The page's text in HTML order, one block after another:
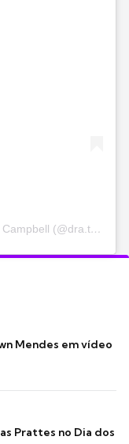
Uma publicação compartilhada por Taiz Campbell (@dra.taizcampbell)
Mendes em vídeo
Prattes no Dia dos